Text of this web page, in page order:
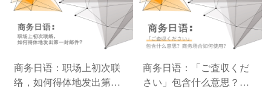
商务日语：职场上初次联
络，如何得体地发出第一
商务日语：「ご査収くだ
さい」包含什么意思？如